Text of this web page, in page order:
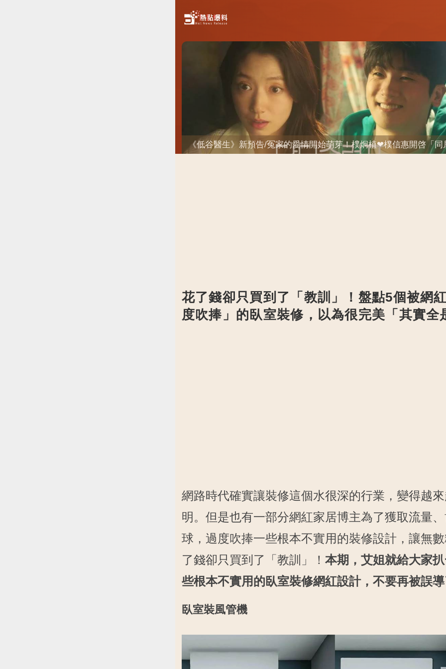
花了錢卻只買到了「教訓」！盤點5個被網
度吹捧」的臥室裝修，以為很完美「其實全
網路時代確實讓裝修這個水很深的行業，變得越
明。但是也有一部分網紅家居博主為了獲取流量
球，過度吹捧一些根本不實用的裝修設計，讓無
了錢卻只買到了「教訓」！ 本期，艾姐就給大家
些根本不實用的臥室裝修網紅設計，不要再被誤導
臥室裝風管機